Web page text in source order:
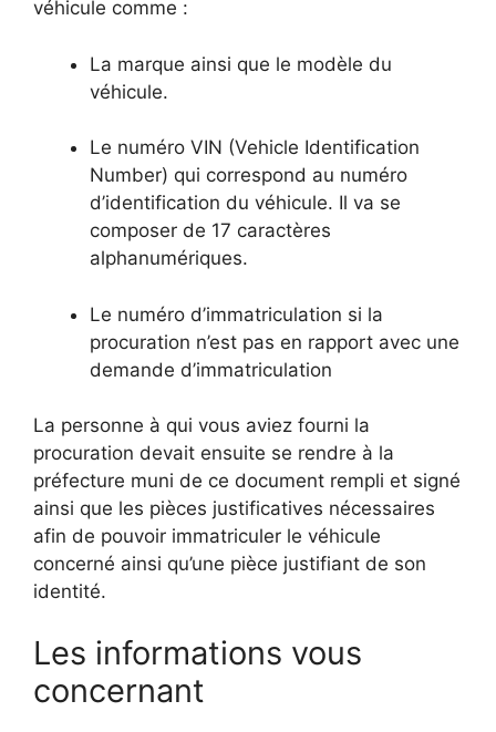
véhicule comme :
La marque ainsi que le modèle du
véhicule.
Le numéro VIN (Vehicle Identification
Number) qui correspond au numéro
d’identification du véhicule. Il va se
composer de 17 caractères
alphanumériques.
Le numéro d’immatriculation si la
procuration n’est pas en rapport avec une
demande d’immatriculation
La personne à qui vous aviez fourni la
procuration devait ensuite se rendre à la
préfecture muni de ce document rempli et signé
ainsi que les pièces justificatives nécessaires
afin de pouvoir immatriculer le véhicule
concerné ainsi qu’une pièce justifiant de son
identité.
Les informations vous
concernant